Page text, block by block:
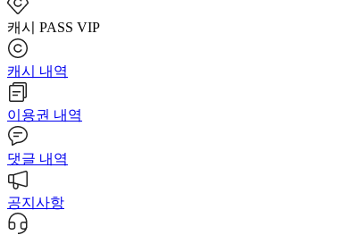
캐시 PASS VIP
캐시 내역
이용권 내역
댓글 내역
공지사항